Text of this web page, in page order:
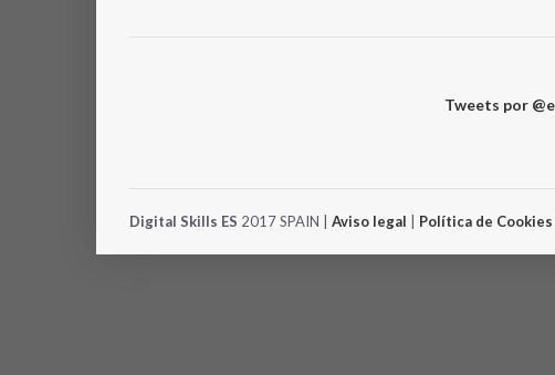
Tweets por
Digital Skills ES 2017 SPAIN | Aviso legal Política de Cookies